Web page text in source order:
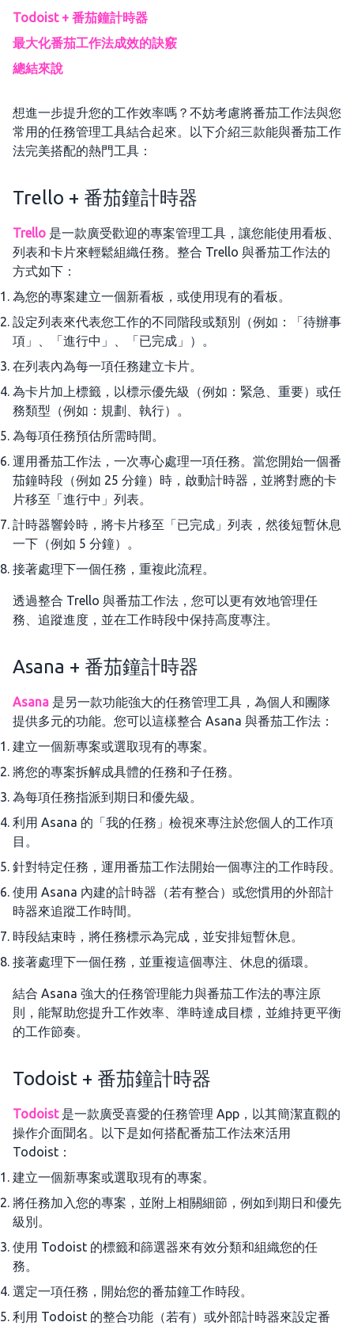
Todoist + 番茄鐘計時器
最大化番茄工作法成效的訣竅
總結來說
想進一步提升您的工作效率嗎？不妨考慮將番茄工作法與您
常用的任務管理工具結合起來。以下介紹三款能與番茄工作
法完美搭配的熱門工具：
Trello + 番茄鐘計時器
Trello 是一款廣受歡迎的專案管理工具，讓您能使用看板、
列表和卡片來輕鬆組織任務。整合 Trello 與番茄工作法的
方式如下：
為您的專案建立一個新看板，或使用現有的看板。
設定列表來代表您工作的不同階段或類別（例如：「待辦事
項」、「進行中」、「已完成」）。
在列表內為每一項任務建立卡片。
為卡片加上標籤，以標示優先級（例如：緊急、重要）或任
務類型（例如：規劃、執行）。
為每項任務預估所需時間。
運用番茄工作法，一次專心處理一項任務。當您開始一個番
茄鐘時段（例如 25 分鐘）時，啟動計時器，並將對應的卡
片移至「進行中」列表。
計時器響鈴時，將卡片移至「已完成」列表，然後短暫休息
一下（例如 5 分鐘）。
接著處理下一個任務，重複此流程。
透過整合 Trello 與番茄工作法，您可以更有效地管理任
務、追蹤進度，並在工作時段中保持高度專注。
Asana + 番茄鐘計時器
Asana 是另一款功能強大的任務管理工具，為個人和團隊
提供多元的功能。您可以這樣整合 Asana 與番茄工作法：
建立一個新專案或選取現有的專案。
將您的專案拆解成具體的任務和子任務。
為每項任務指派到期日和優先級。
利用 Asana 的「我的任務」檢視來專注於您個人的工作項
目。
針對特定任務，運用番茄工作法開始一個專注的工作時段。
使用 Asana 內建的計時器（若有整合）或您慣用的外部計
時器來追蹤工作時間。
時段結束時，將任務標示為完成，並安排短暫休息。
接著處理下一個任務，並重複這個專注、休息的循環。
結合 Asana 強大的任務管理能力與番茄工作法的專注原
則，能幫助您提升工作效率、準時達成目標，並維持更平衡
的工作節奏。
Todoist + 番茄鐘計時器
Todoist是一款廣受喜愛的任務管理 App，以其簡潔直觀的
操作介面聞名。以下是如何搭配番茄工作法來活用
Todoist：
建立一個新專案或選取現有的專案。
將任務加入您的專案，並附上相關細節，例如到期日和優先
級別。
使用 Todoist 的標籤和篩選器來有效分類和組織您的任
務。
選定一項任務，開始您的番茄鐘工作時段。
利用 Todoist 的整合功能（若有）或外部計時器來設定番